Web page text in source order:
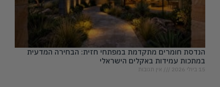
הנדסת חומרים מתקדמת במפתחי חזית: הבחירה המדעית
במתכות עמידות באקלים הישראלי
15 ביולי 2026 אין תגובות